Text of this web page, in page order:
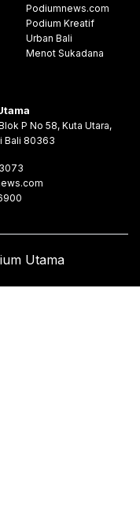
Podiumnews.com
Podium Kreatif
Urban Bali
Menot Sukadana
P No 58, Kuta Utara,
Bali 80363
Utama